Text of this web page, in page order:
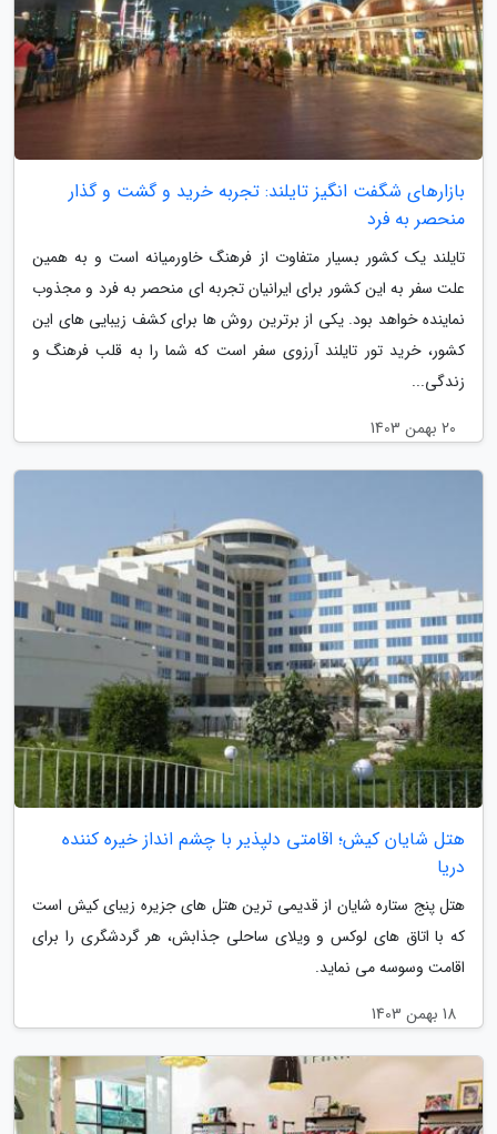
بازارهای شگفت انگیز تایلند: تجربه خرید و گشت و گذار
منحصر به فرد
تایلند یک کشور بسیار متفاوت از فرهنگ خاورمیانه است و به همین
علت سفر به این کشور برای ایرانیان تجربه ای منحصر به فرد و مجذوب
نماینده خواهد بود. یکی از برترین روش ها برای کشف زیبایی های این
کشور، خرید تور تایلند آرزوی سفر است که شما را به قلب فرهنگ و
زندگی...
20 بهمن 1403
هتل شایان کیش؛ اقامتی دلپذیر با چشم انداز خیره کننده
دریا
هتل پنج ستاره شایان از قدیمی ترین هتل های جزیره زیبای کیش است
که با اتاق های لوکس و ویلای ساحلی جذابش، هر گردشگری را برای
اقامت وسوسه می نماید.
18 بهمن 1403